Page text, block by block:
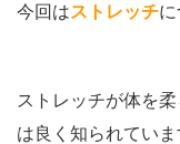
今回はストレッチ
ストレッチが体を
は良く知られていま